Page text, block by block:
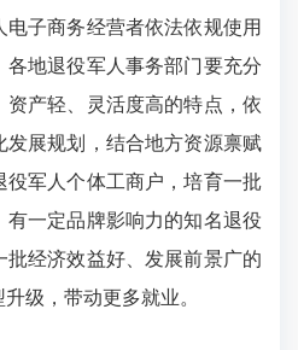
子商务经营者依法依规使用
各地退役军人事务部门要充分
产轻、灵活度高的特点，依
展规划，结合地方资源禀赋
军人个体工商户，培育一批
有一定品牌影响力的知名退役
经济效益好、发展前景广的
级，带动更多就业。